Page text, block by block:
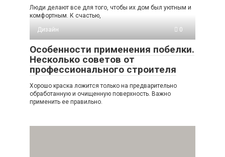
Люди делают все для того, чтобы их дом был уютным и
комфортным. К счастью,
Дизайн
0
Особенности применения побелки.
Несколько советов от
профессионального строителя
Хорошо краска ложится только на предварительно
обработанную и очищенную поверхность. Важно
применить ее правильно.